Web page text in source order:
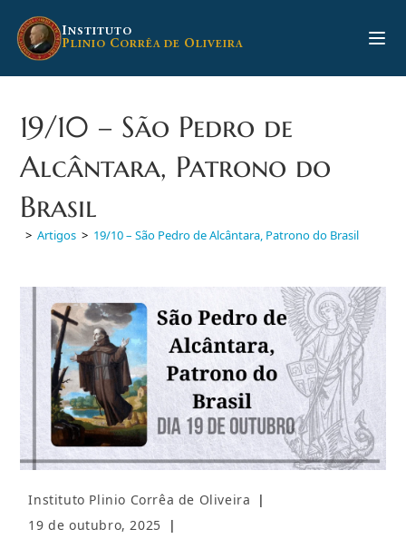
para
INSTITUTO
PLINIO CORRÊA DE OLIVEIRA
19/10 – São Pedro de
Alcântara, Patrono do
Brasil
> Artigos > 19/10 – São Pedro de Alcântara, Patrono do Brasil
Autor
post:
Instituto Plinio Corrêa de Oliveira
Post
19 de outubro, 2025